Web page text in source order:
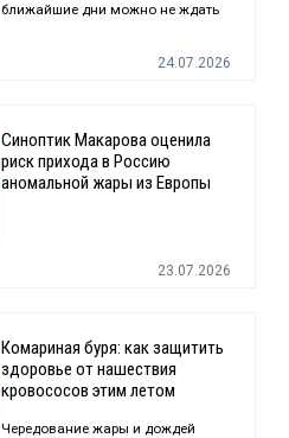
ближайшие дни можно не ждать
24.07.2026
Синоптик Макарова оценила
риск прихода в Россию
аномальной жары из Европы
23.07.2026
Комариная буря: как защитить
здоровье от нашествия
кровососов этим летом
Чередование жары и дождей